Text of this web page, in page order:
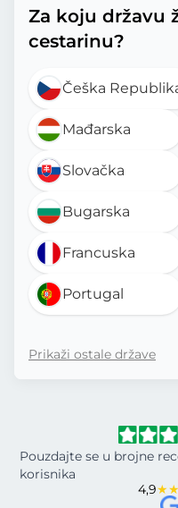
Za koju državu
cestarinu?
Češka
Mađarska
Slovačka
Bugarska
Francuska
Portugal
Prikaži ostale države
Pouzdajte se u brojne
korisnika
4,9